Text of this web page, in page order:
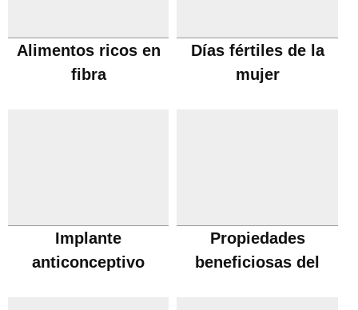
Alimentos ricos en
fibra
Días fértiles de la
mujer
Implante
anticonceptivo
Propiedades
beneficiosas del